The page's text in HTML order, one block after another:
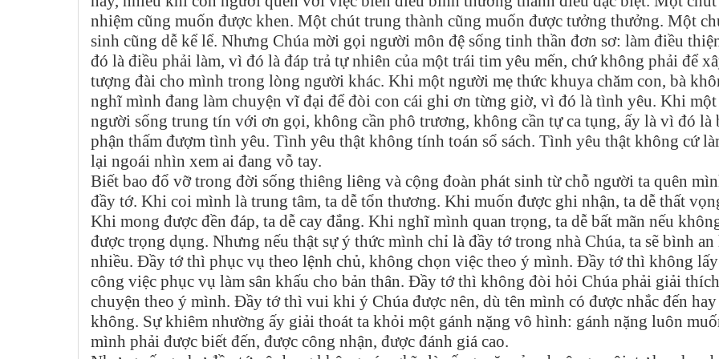
nhiệm cũng muốn được khen. Một chút trung thành cũng muốn được tưởng thưởng. Một
sinh cũng dễ kể lể. Nhưng Chúa mời gọi người môn đệ sống tinh thần đơn sơ: làm điều
đó là điều phải làm, vì đó là đáp trả tự nhiên của một trái tim yêu mến, chứ không phải để
tượng đài cho mình trong lòng người khác. Khi một người mẹ thức khuya chăm con, bà
nghĩ mình đang làm chuyện vĩ đại để đòi con cái ghi ơn từng giờ, vì đó là tình yêu. Khi một
người sống trung tín với ơn gọi, không cần phô trương, không cần tự ca tụng, ấy là vì đó là
phận thấm đượm tình yêu. Tình yêu thật không tính toán sổ sách. Tình yêu thật không cứ
lại ngoái nhìn xem ai đang vỗ tay.
Biết bao đổ vỡ trong đời sống thiêng liêng và cộng đoàn phát sinh từ chỗ người ta quên
đầy tớ. Khi coi mình là trung tâm, ta dễ tổn thương. Khi muốn được ghi nhận, ta dễ thất
Khi mong được đền đáp, ta dễ cay đắng. Khi nghĩ mình quan trọng, ta dễ bất mãn nếu
được trọng dụng. Nhưng nếu thật sự ý thức mình chỉ là đầy tớ trong nhà Chúa, ta sẽ bình an
nhiều. Đầy tớ thì phục vụ theo lệnh chủ, không chọn việc theo ý mình. Đầy tớ thì không lấy
công việc phục vụ làm sân khấu cho bản thân. Đầy tớ thì không đòi hỏi Chúa phải giải
chuyện theo ý mình. Đầy tớ thì vui khi ý Chúa được nên, dù tên mình có được nhắc đến hay
không. Sự khiêm nhường ấy giải thoát ta khỏi một gánh nặng vô hình: gánh nặng luôn
mình phải được biết đến, được công nhận, được đánh giá cao.